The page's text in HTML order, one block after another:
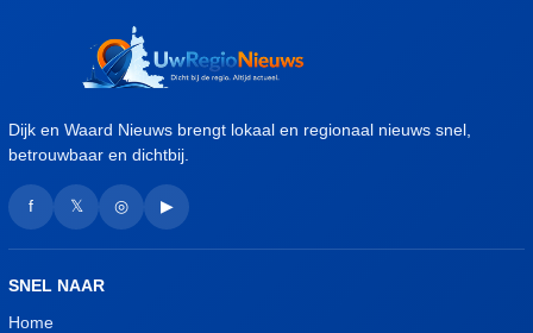
Dijk en Waard Nieuws brengt lokaal en regionaal nieuws snel,
betrouwbaar en dichtbij.
f 𝕏 ◎ ▶
SNEL NAAR
Home